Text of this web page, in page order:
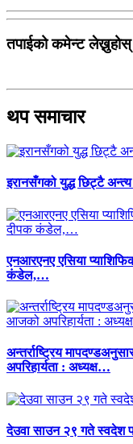
तपाईको कमेन्ट लेख्नुहोस्
थप समाचार
इरानसँगको युद्ध छिट्टै
एनआरएनए एसिया
कंडेल,…
अन्तर्राष्ट्रिय
अपरिहार्यता : अध्यक्ष…
देउवा साउन २९ गते